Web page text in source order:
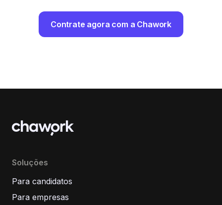
Contrate agora com a Chawork
Soluções
Para candidatos
Para empresas